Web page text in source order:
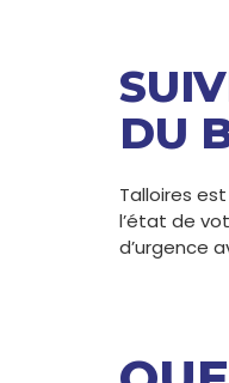
DU
Talloires
l’état de
d’urgence